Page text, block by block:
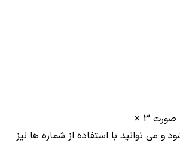
3
×
و می توانید با استفاده از شماره ها نیز